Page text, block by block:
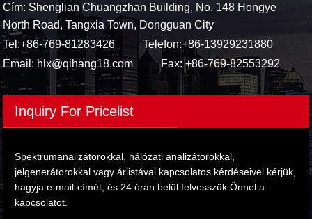
Cím: Shenglian Chuangzhan Building, No. 148 Hongye
North Road, Tangxia Town, Dongguan City
Tel:+86-769-81283426 Telefon:+86-13929231880
Email: hlx@qihang18.com Fax: +86-769-82553292
Inquiry For Pricelist
Spektrumanalizátorokkal, hálózati analizátorokkal,
jelgenerátorokkal vagy árlistával kapcsolatos kérdéseivel kérjük,
hagyja e-mail-címét, és 24 órán belül felvesszük Önnel a
kapcsolatot.